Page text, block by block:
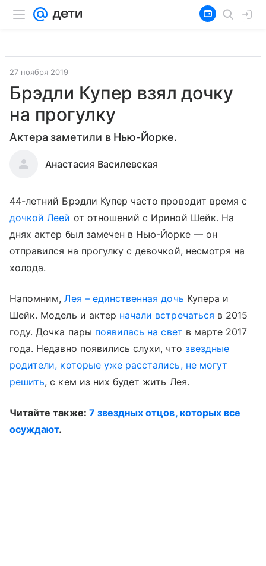
27 ноября 2019
Брэдли Купер взял дочку
на прогулку
Актера заметили в Нью-Йорке.
Анастасия Василевская
44-летний Брэдли Купер часто проводит время с
дочкой Леей от отношений с Ириной Шейк. На
днях актер был замечен в Нью-Йорке — он
отправился на прогулку с девочкой, несмотря на
холода.
Напомним,Лея – единственная дочь Купера и
Шейк. Модель и актер начали встречаться в 2015
году. Дочка пары появилась на свет в марте 2017
года. Недавно появились слухи, что звездные
родители, которые уже расстались, не могут
решить, с кем из них будет жить Лея.
Читайте также: 7 звездных отцов, которых все
осуждают.